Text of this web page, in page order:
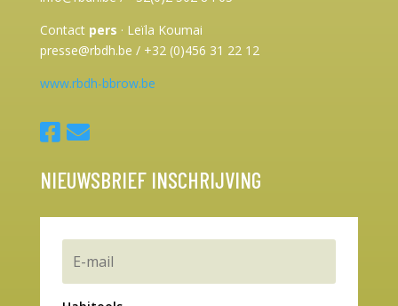
Contact pers · Leïla Koumai
presse@rbdh.be / +32 (0)456 31 22 12
www.rbdh-bbrow.be
NIEUWSBRIEF INSCHRIJVING